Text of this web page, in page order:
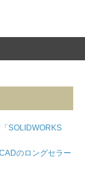
SOLIDWORKS
のロングセラー